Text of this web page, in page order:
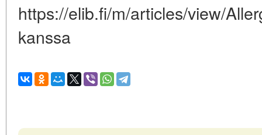
https://elib.fi/m/articles/view/
kanssa